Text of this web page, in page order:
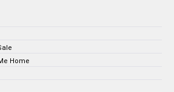
Home